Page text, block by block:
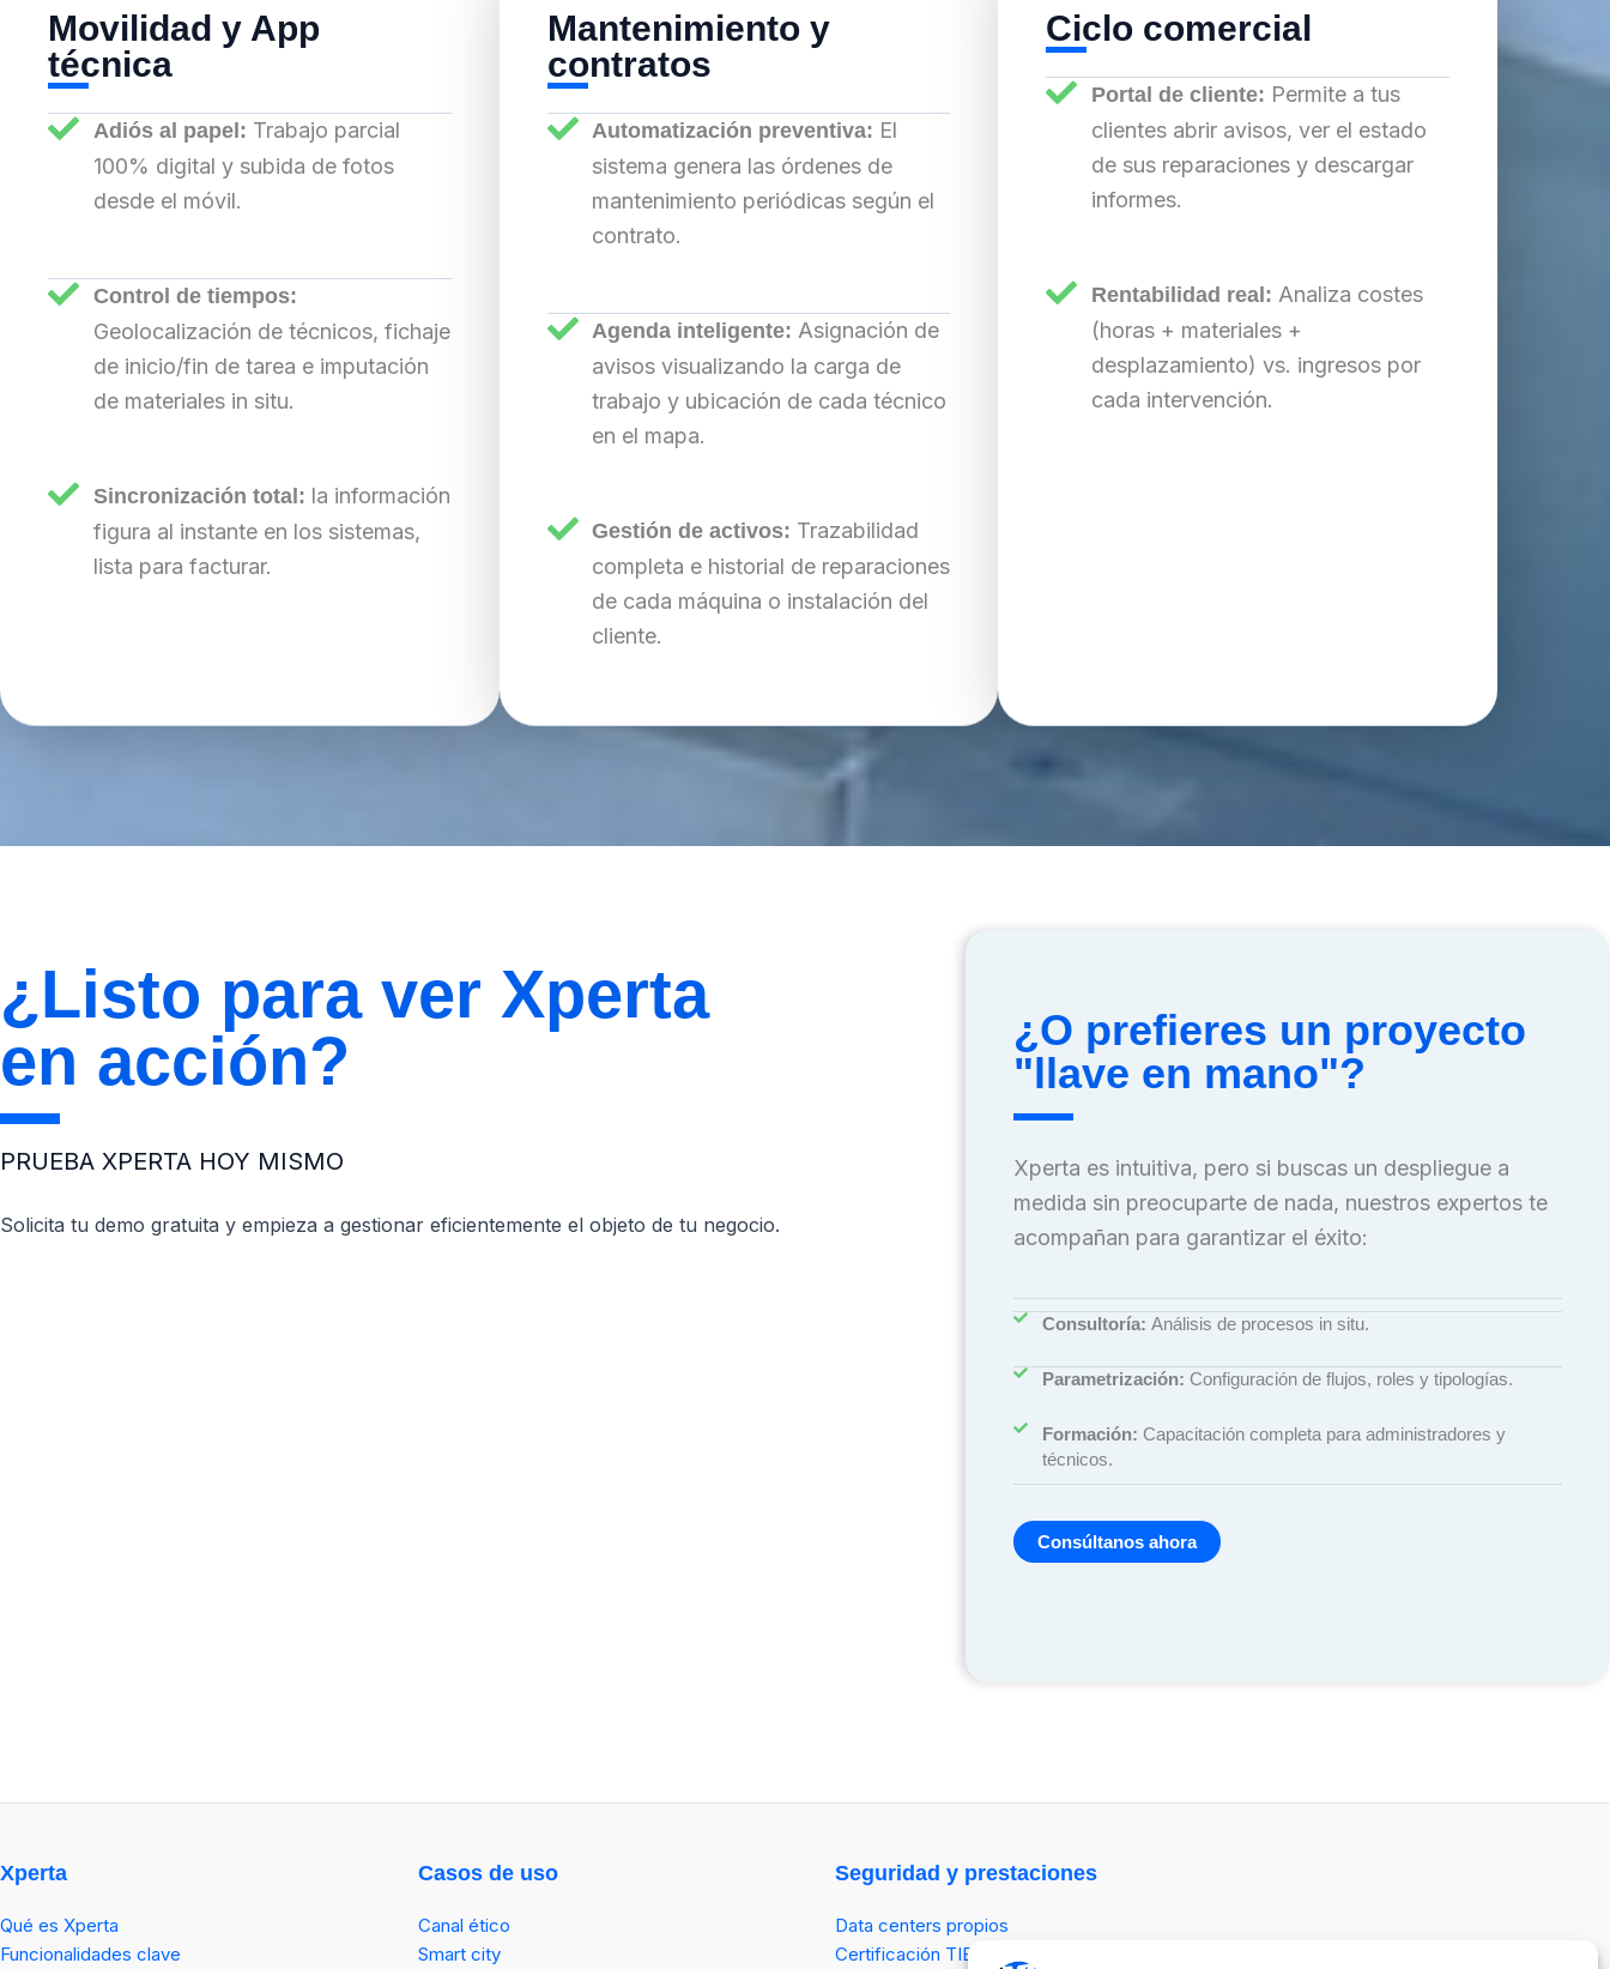
Movilidad y App
técnica
Adiós al papel: Trabajo parcial
100% digital y subida de fotos
desde el móvil.
Control de tiempos:
Geolocalización de técnicos, fichaje
de inicio/fin de tarea e imputación
de materiales in situ.
Sincronización total: la información
figura al instante en los sistemas,
lista para facturar.
Mantenimiento y
contratos
Automatización preventiva: El
sistema genera las órdenes de
mantenimiento periódicas según el
contrato.
Agenda inteligente: Asignación de
avisos visualizando la carga de
trabajo y ubicación de cada técnico
en el mapa.
Gestión de activos: Trazabilidad
completa e historial de reparaciones
de cada máquina o instalación del
cliente.
Ciclo comercial
Portal de cliente: Permite a tus
clientes abrir avisos, ver el estado
de sus reparaciones y descargar
informes.
Rentabilidad real: Analiza costes
(horas + materiales +
desplazamiento) vs. ingresos por
cada intervención.
¿Listo para ver Xperta
en acción?
PRUEBA XPERTA HOY MISMO
Solicita tu demo gratuita y empieza a gestionar eficientemente el objeto de tu negocio.
¿O prefieres un proyecto
"llave en mano"?
Xperta es intuitiva, pero si buscas un despliegue a
medida sin preocuparte de nada, nuestros expertos te
acompañan para garantizar el éxito:
Consultoría:Análisis de procesos in situ.
Parametrización:Configuración de flujos, roles y tipologías.
Formación:Capacitación completa para administradores y
técnicos.
Consúltanos ahora
Xperta
Qué es Xperta
Funcionalidades clave
Casos de uso
Canal ético
Smart city
Seguridad y prestaciones
Data centers propios
Certificación TIER III